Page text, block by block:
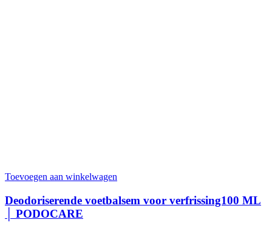
Toevoegen aan winkelwagen
Deodoriserende voetbalsem voor verfrissing100 ML
│ PODOCARE